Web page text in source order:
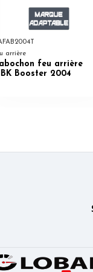
arrière
feu arrière
Booster 2004